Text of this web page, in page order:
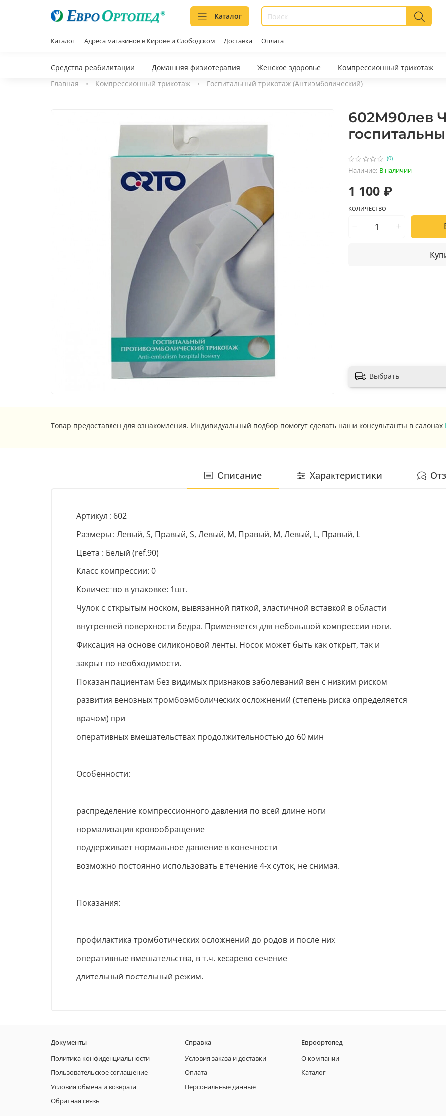
Каталог
Каталог Адреса магазинов в Кирове и Слободском Доставка Оплата
Средства реабилитации Домашняя физиотерапия Женское здоровье
Компрессионный трикотаж
Главная
Компрессионный трикотаж Госпитальный трикотаж (Антиэмболический)
(0)
Наличие: В наличии
602M90лев
1 100 ₽
КОЛИЧЕСТВО
Выбрать
Товар предоставлен для ознакомления. Индивидуальный подбор помогут сделать наши консультанты в салонах
Описание Характеристики
Артикул : 602
Размеры : Левый, S, Правый, S, Левый, M, Правый, M, Левый, L, Правый, L
Цвета : Белый (ref.90)
Класс компрессии: 0
Количество в упаковке: 1шт.
Чулок с открытым носком, вывязанной пяткой, эластичной вставкой в области
внутренней поверхности бедра. Применяется для небольшой компрессии ноги.
Фиксация на основе силиконовой ленты. Носок может быть как открыт, так и
закрыт по необходимости.
Показан пациентам без видимых признаков заболеваний вен с низким риском
развития венозных тромбоэмболических осложнений (степень риска определяется
врачом) при
оперативных вмешательствах продолжительностью до 60 мин
Особенности:
распределение компрессионного давления по всей длине ноги
нормализация кровообращение
поддерживает нормальное давление в конечности
возможно постоянно использовать в течение 4-х суток, не снимая.
Показания:
профилактика тромботических осложнений до родов и после них
оперативные вмешательства, в т.ч. кесарево сечение
длительный постельный режим.
Документы
Политика конфиденциальности
Пользовательское соглашение
Условия обмена и возврата
Обратная связь
Справка
Условия заказа и доставки
Оплата
Персональные данные
Евроортопед
О компании
Каталог